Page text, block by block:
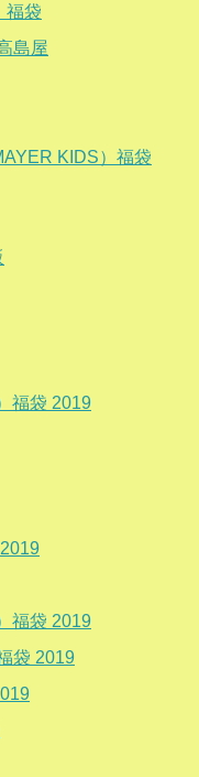
福袋
島屋
KIDS）福袋
福袋 2019
福袋 2019
袋 2019